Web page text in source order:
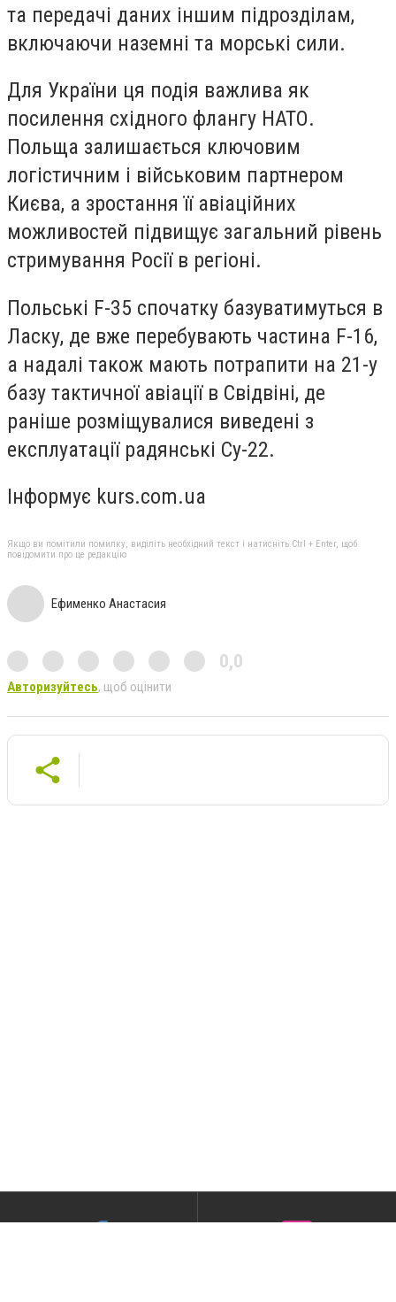
та передачі даних іншим підрозділам,
включаючи наземні та морські сили.
Для України ця подія важлива як
посилення східного флангу НАТО.
Польща залишається ключовим
логістичним і військовим партнером
Києва, а зростання її авіаційних
можливостей підвищує загальний рівень
стримування Росії в регіоні.
Польські F-35 спочатку базуватимуться в
Ласку, де вже перебувають частина F-16,
а надалі також мають потрапити на 21-у
базу тактичної авіації в Свідвіні, де
раніше розміщувалися виведені з
експлуатації радянські Су-22.
Інформує kurs.com.ua
Якщо ви помітили помилку, виділіть необхідний текст і натисніть Ctrl + Enter, щоб
повідомити про це редакцію
Ефименко Анастасия
0,0
Авторизуйтесь, щоб оцінити